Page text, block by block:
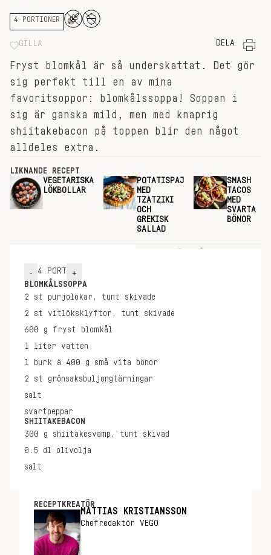
4 PORTIONER
GILLA DELA
Fryst blomkål är så underskattat. Det gör
sig perfekt till en av mina
favoritsoppor: blomkålssoppa! Soppan i
sig är ganska mild, men med knaprig
shiitakebacon på toppen blir den något
alldeles extra.
LIKNANDE RECEPT
VEGETARISKA
LÖKBOLLAR
POTATISPAJ
MED
TZATZIKI
OCH
GREKISK
SALLAD
SMASH
TACOS
MED
SVARTA
BÖNOR
- 4 PORT +
BLOMKÅLSSOPPA
2 st
purjolökar, tunt skivade
2 st
vitlöksklyftor, tunt skivade
600 g
fryst blomkål
1 liter
vatten
1
burk à 400 g
små vita bönor
2 st
grönsaksbuljongtärningar
salt
svartpeppar
SHIITAKEBACON
300 g
shiitakesvamp, tunt skivad
0.5 dl
olivolja
salt
RECEPTKREATÖR
MATTIAS KRISTIANSSON
Chefredaktör VEGO